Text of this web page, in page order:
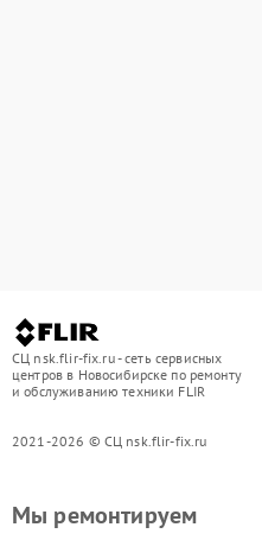
СЦ nsk.flir-fix.ru - сеть сервисных
центров в Новосибирске по ремонту
и обслуживанию техники FLIR
2021-2026 © СЦ nsk.flir-fix.ru
Мы ремонтируем